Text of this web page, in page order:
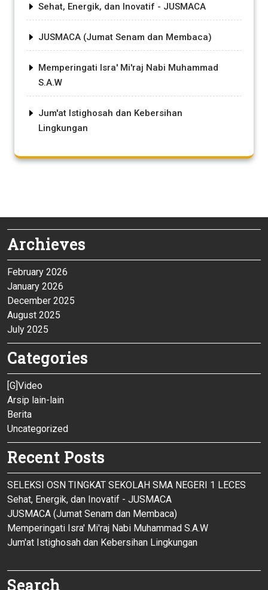
Sehat, Energik, dan Inovatif - JUSMACA
JUSMACA (Jumat Senam dan Membaca)
Memperingati Isra' Mi'raj Nabi Muhammad
S.A.W
Jum'at Istighosah dan Kebersihan
Lingkungan
Archieves
February 2026
January 2026
December 2025
August 2025
July 2025
Categories
[G]Video
Arsip lain-lain
Berita
Uncategorized
Recent Posts
SELEKSI OSN TINGKAT SEKOLAH SMA NEGERI 1 LECES
Sehat, Energik, dan Inovatif - JUSMACA
JUSMACA (Jumat Senam dan Membaca)
Memperingati Isra' Mi'raj Nabi Muhammad S.A.W
Jum'at Istighosah dan Kebersihan Lingkungan
Search